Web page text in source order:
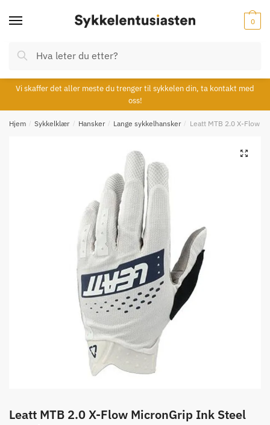
Søk
etter:
Søk
0
Vi skaffer det aller meste du trenger til sykkelen din, ta kontakt med
oss!
Hjem / Sykkelklær / Hansker / Lange sykkelhansker / Leatt MTB 2.0 X-Flow
🔍
Leatt MTB 2.0 X-Flow MicronGrip Ink Steel